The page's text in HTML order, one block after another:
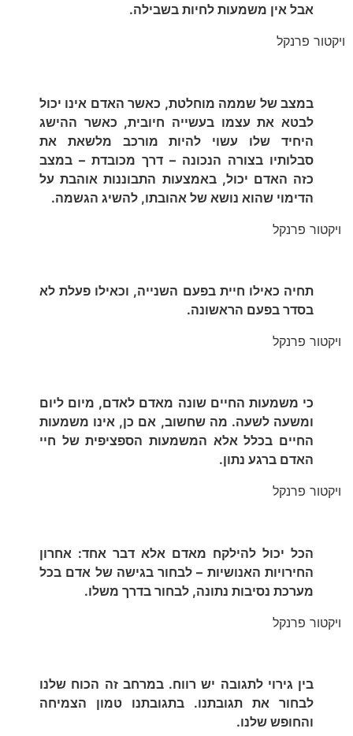
אבל אין משמעות לחיות בשבילה.
ויקטור פרנקל
במצב של שממה מוחלטת, כאשר האדם אינו יכול
לבטא את עצמו בעשייה חיובית, כאשר ההישג
היחיד שלו עשוי להיות מורכב מלשאת את
סבלותיו בצורה הנכונה – דרך מכובדת – במצב
כזה האדם יכול, באמצעות התבוננות אוהבת על
הדימוי שהוא נושא של אהובתו, להשיג הגשמה.
ויקטור פרנקל
תחיה כאילו חיית בפעם השנייה, וכאילו פעלת לא
בסדר בפעם הראשונה.
ויקטור פרנקל
כי משמעות החיים שונה מאדם לאדם, מיום ליום
ומשעה לשעה. מה שחשוב, אם כן, אינו משמעות
החיים בכלל אלא המשמעות הספציפית של חיי
האדם ברגע נתון.
ויקטור פרנקל
הכל יכול להילקח מאדם אלא דבר אחד: אחרון
החירויות האנושיות – לבחור בגישה של אדם בכל
מערכת נסיבות נתונה, לבחור בדרך משלו.
ויקטור פרנקל
בין גירוי לתגובה יש רווח. במרחב זה הכוח שלנו
לבחור את תגובתנו. בתגובתנו טמון הצמיחה
והחופש שלנו.